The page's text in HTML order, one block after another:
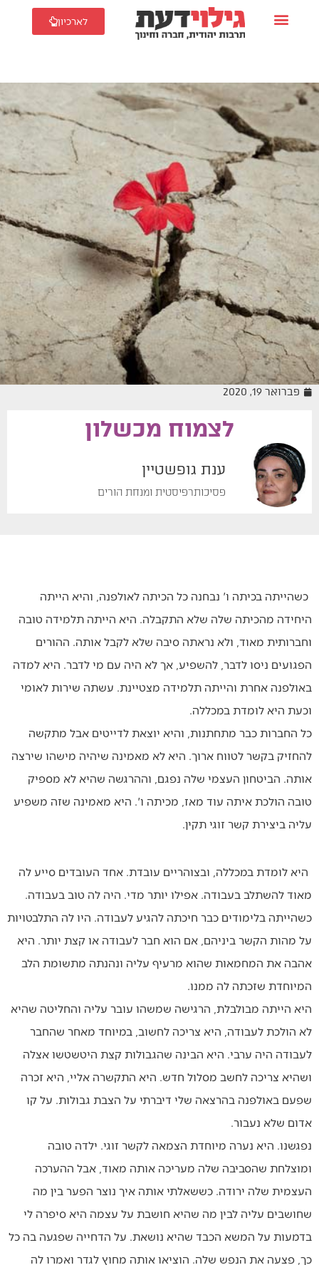
לארכיון
פברואר 19, 2020
מיומנה של מטפלתלצמוח מכשלון
ענת גופשטיין
פסיכותרפיסטית ומנחת הורים
כשהייתה בכיתה ו' נבחנה כל הכיתה לאולפנה, והיא הייתה
היחידה מהכיתה שלה שלא התקבלה. היא הייתה תלמידה טובה
וחברותית מאוד, ולא נראתה סיבה שלא לקבל אותה. ההורים
הפגועים ניסו לדבר, להשפיע, אך לא היה עם מי לדבר. היא למדה
באולפנה אחרת והייתה תלמידה מצטיינת. עשתה שירות לאומי
וכעת היא לומדת במכללה.
כל החברות כבר מתחתנות, והיא יוצאת לדייטים אבל מתקשה
להחזיק בקשר לטווח ארוך. היא לא מאמינה שיהיה מישהו שירצה
אותה. הביטחון העצמי שלה נפגם, וההרגשה שהיא לא מספיק
טובה הולכת איתה עוד מאז, מכיתה ו'. היא מאמינה שזה משפיע
עליה ביצירת קשר זוגי תקין.
היא לומדת במכללה, ובצוהריים עובדת. אחד העובדים סייע לה
מאוד להשתלב בעבודה. אפילו יותר מדי. היה לה טוב בעבודה.
כשהייתה בלימודים כבר חיכתה להגיע לעבודה. היו לה התלבטויות
על מהות הקשר ביניהם, אם הוא חבר לעבודה או קצת יותר. היא
אהבה את המחמאות שהוא מרעיף עליה ונהנתה מתשומת הלב
המיוחדת שזכתה לה ממנו.
היא הייתה מבולבלת, הרגישה שמשהו עובר עליה והחליטה שהיא
לא הולכת לעבודה, היא צריכה לחשוב, במיוחד מאחר שהחבר
לעבודה היה ערבי. היא הבינה שהגבולות קצת היטשטשו אצלה
ושהיא צריכה לחשב מסלול חדש. היא התקשרה אליי, היא זכרה
שפעם באולפנה בהרצאה שלי דיברתי על הצבת גבולות. על קו
אדום שלא נעבור.
נפגשנו. היא נערה מיוחדת הצמאה לקשר זוגי. ילדה טובה
ומוצלחת שהסביבה שלה מעריכה אותה מאוד, אבל ההערכה
העצמית שלה ירודה. כששאלתי אותה איך נוצר הפער בין מה
שחושבים עליה לבין מה שהיא חושבת על עצמה היא סיפרה לי
בדמעות על המשא הכבד שהיא נושאת. על הדחייה שפגעה בה כל
כך, פצעה את הנפש שלה. הוציאו אותה מחוץ לגדר ואמרו לה